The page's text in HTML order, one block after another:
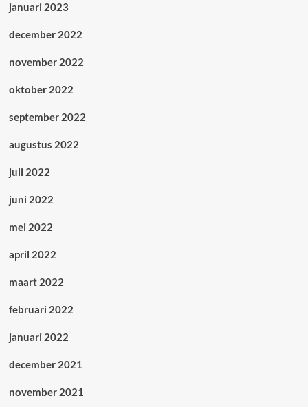
januari 2023
december 2022
november 2022
oktober 2022
september 2022
augustus 2022
juli 2022
juni 2022
mei 2022
april 2022
maart 2022
februari 2022
januari 2022
december 2021
november 2021